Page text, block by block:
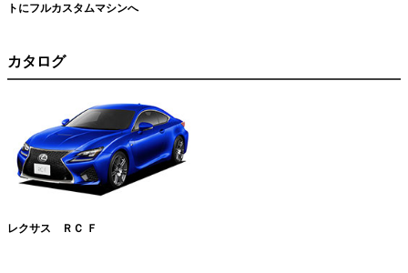
トにフルカスタムマシンへ
カタログ
レクサス ＲＣ Ｆ